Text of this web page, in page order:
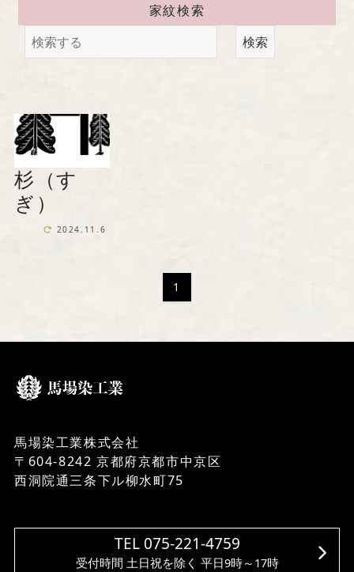
TEL 075-221-4759
受付時間 土日祝を除く 平日9時～17時
『京の黒染め屋』（BtoC）サイトへ
家紋検索
検索
杉（す
ぎ）
2024.11.6
1
馬場染工業株式会社
〒604-8242 京都府京都市中京区
西洞院通三条下ル柳水町75
TEL 075-221-4759
受付時間 土日祝を除く 平日9時～17時